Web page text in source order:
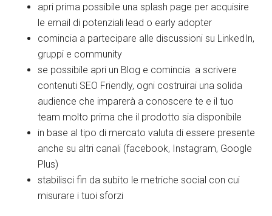
apri prima possibile una splash page per acquisire
le email di potenziali lead o early adopter
comincia a partecipare alle discussioni su LinkedIn,
gruppi e community
se possibile apri un Blog e comincia a scrivere
contenuti SEO Friendly, ogni costruirai una solida
audience che imparerà a conoscere te e il tuo
team molto prima che il prodotto sia disponibile
in base al tipo di mercato valuta di essere presente
anche su altri canali (facebook, Instagram, Google
Plus)
stabilisci fin da subito le metriche social con cui
misurare i tuoi sforzi